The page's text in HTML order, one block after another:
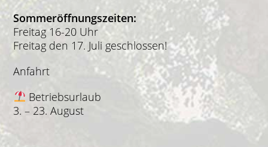
Sommeröffnungszeiten:
Freitag 16-20 Uhr
Freitag den 17. Juli geschlossen!
Anfahrt
Betriebsurlaub
3. – 23. August